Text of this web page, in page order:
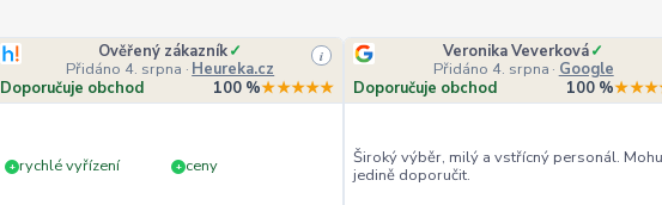
Ověřený zákazník✓
Přidáno 4. srpna · Heureka.cz
i
Doporučuje obchod 100 %★★★★★
+ rychlé vyřízení + ceny
Veronika Veverková✓
Přidáno 4. srpna · Google
Doporučuje obchod 100 %
Široký výběr, milý a vstřícný personál. Mohu
jedině doporučit.